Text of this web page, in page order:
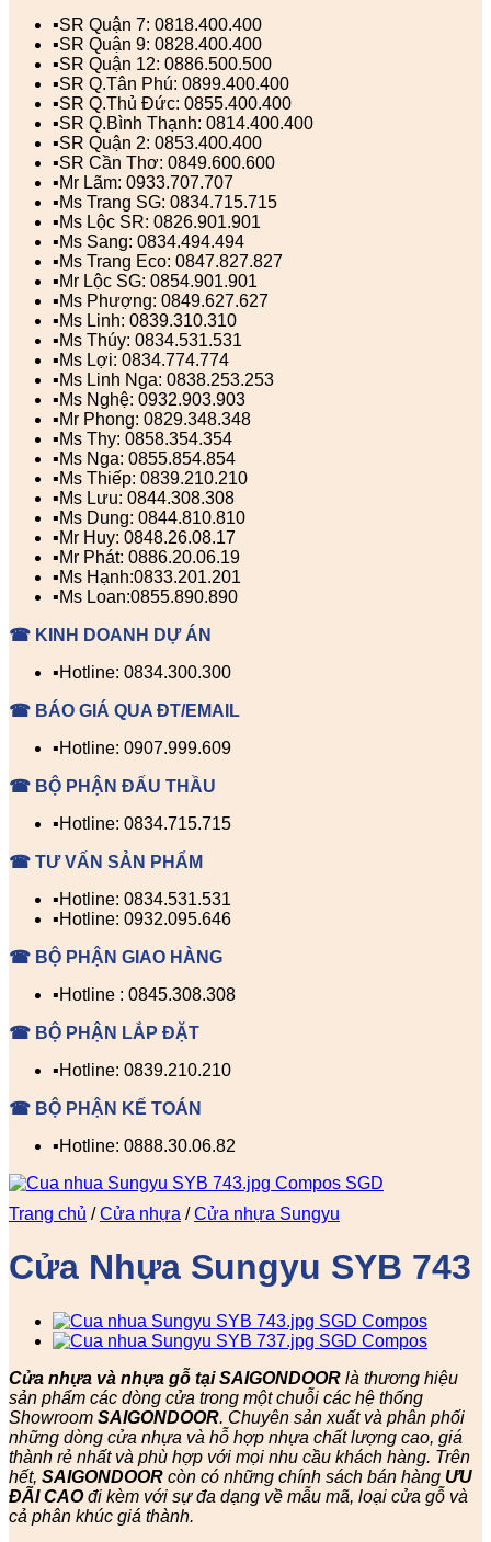
▪️SR Quận 7: 0818.400.400
▪️SR Quận 9: 0828.400.400
▪️SR Quận 12: 0886.500.500
▪️SR Q.Tân Phú: 0899.400.400
▪️SR Q.Thủ Đức: 0855.400.400
▪️SR Q.Bình Thạnh: 0814.400.400
▪️SR Quận 2: 0853.400.400
▪️SR Cần Thơ: 0849.600.600
▪️Mr Lãm: 0933.707.707
▪️Ms Trang SG: 0834.715.715
▪️Ms Lộc SR: 0826.901.901
▪️Ms Sang: 0834.494.494
▪️Ms Trang Eco: 0847.827.827
▪️Mr Lộc SG: 0854.901.901
▪️Ms Phượng: 0849.627.627
▪️Ms Linh: 0839.310.310
▪️Ms Thúy: 0834.531.531
▪️Ms Lợi: 0834.774.774
▪️Ms Linh Nga: 0838.253.253
▪️Ms Nghệ: 0932.903.903
▪️Mr Phong: 0829.348.348
▪️Ms Thy: 0858.354.354
▪️Ms Nga: 0855.854.854
▪️Ms Thiếp: 0839.210.210
▪️Ms Lưu: 0844.308.308
▪️Ms Dung: 0844.810.810
▪️Mr Huy: 0848.26.08.17
▪️Mr Phát: 0886.20.06.19
▪️Ms Hạnh:0833.201.201
▪️Ms Loan:0855.890.890
☎ KINH DOANH DỰ ÁN
▪️Hotline: 0834.300.300
☎ BÁO GIÁ QUA ĐT/EMAIL
▪️Hotline: 0907.999.609
☎ BỘ PHẬN ĐẤU THẦU
▪️Hotline: 0834.715.715
☎ TƯ VẤN SẢN PHẨM
▪️Hotline: 0834.531.531
▪️Hotline: 0932.095.646
☎ BỘ PHẬN GIAO HÀNG
▪️Hotline : 0845.308.308
☎ BỘ PHẬN LẮP ĐẶT
▪️Hotline: 0839.210.210
☎ BỘ PHẬN KẾ TOÁN
▪️Hotline: 0888.30.06.82
Trang chủ / Cửa nhựa / Cửa nhựa Sungyu
Cửa Nhựa Sungyu SYB 743
Cửa nhựa và nhựa gỗ tại SAIGONDOOR là thương hiệu
sản phẩm các dòng cửa trong một chuỗi các hệ thống
Showroom SAIGONDOOR. Chuyên sản xuất và phân phối
những dòng cửa nhựa và hỗ hợp nhựa chất lượng cao, giá
thành rẻ nhất và phù hợp với mọi nhu cầu khách hàng. Trên
hết, SAIGONDOOR còn có những chính sách bán hàng ƯU
ĐÃI CAOđi kèm với sự đa dạng về mẫu mã, loại cửa gỗ và
cả phân khúc giá thành.